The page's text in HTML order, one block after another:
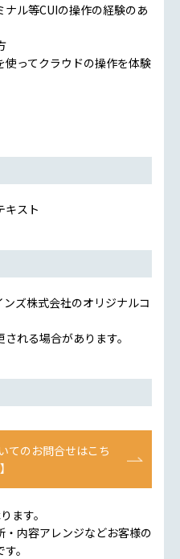
ナル等CUIの操作の経験のあ
使ってクラウドの操作を体験
キスト
ズ株式会社のオリジナルコ
れる場合があります。
てのお問合せはこち
ます。
内容アレンジなどお客様の
。